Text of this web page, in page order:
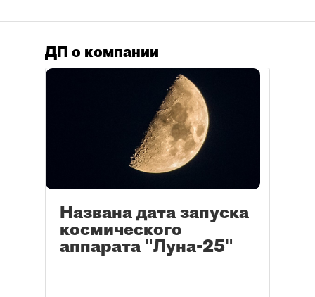
ДП о компании
Названа дата запуска
космического
аппарата "Луна-25"